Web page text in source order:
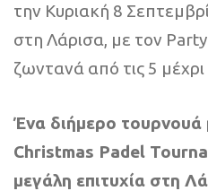
την Κυριακή 8
στη Λάρισα, με τον
ζωντανά από τις 5
Ένα διήμερο τουρνουά
Christmas Padel
μεγάλη επιτυχία στη